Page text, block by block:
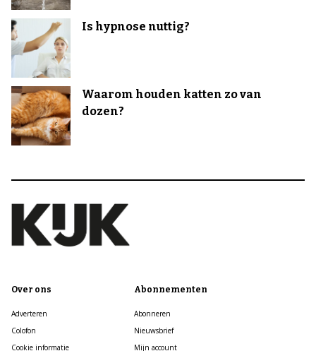
Is hypnose nuttig?
Waarom houden katten zo van
dozen?
Over ons
Adverteren
Colofon
Cookie informatie
Abonnementen
Abonneren
Nieuwsbrief
Mijn account